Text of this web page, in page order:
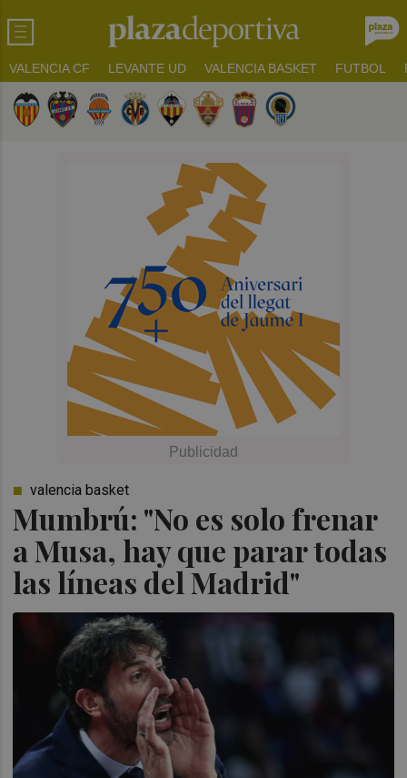
VALENCIA CF LEVANTE UD VALENCIA BASKET FUTBOL
Mumbrú: "No es solo frenar
a Musa, hay que parar todas
las líneas del Madrid"
valencia basket